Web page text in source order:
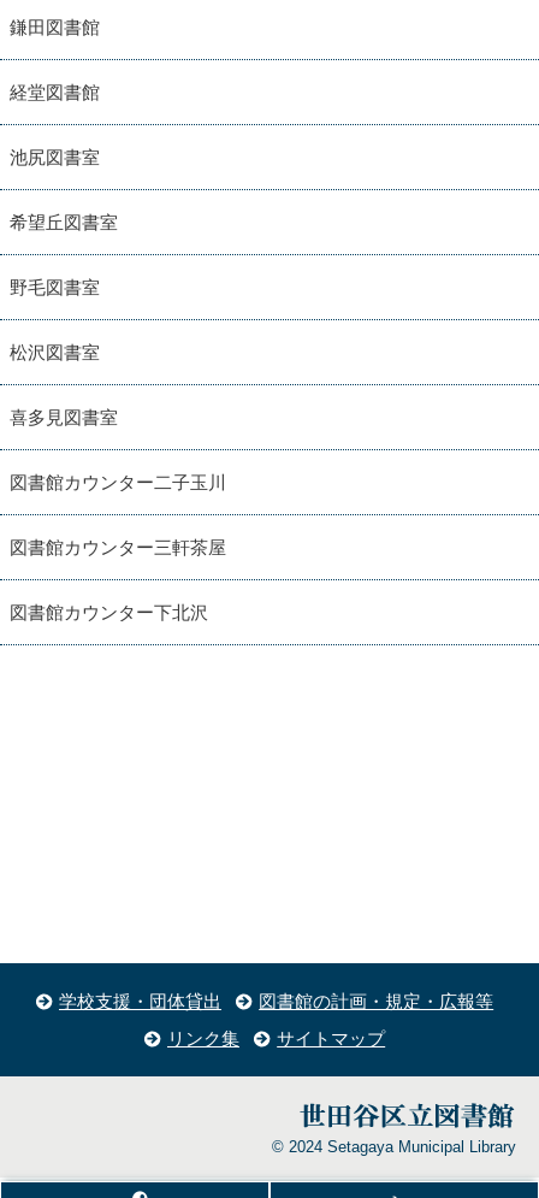
鎌田図書館
経堂図書館
池尻図書室
希望丘図書室
野毛図書室
松沢図書室
喜多見図書室
図書館カウンター二子玉川
図書館カウンター三軒茶屋
図書館カウンター下北沢
学校支援・団体貸出
図書館の計画・規定・広報等
リンク集
サイトマップ
© 2024 Setagaya Municipal Library